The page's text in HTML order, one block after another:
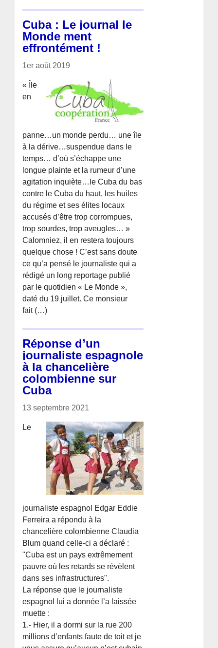
Cuba : Le journal le
Monde ment
effrontément !
1er août 2019
« Île
en
panne…un monde perdu… une île
à la dérive…suspendue dans le
temps… d’où s’échappe une
longue plainte et la rumeur d’une
agitation inquiète…le Cuba du bas
contre le Cuba du haut, les huiles
du régime et ses élites locaux
accusés d’être trop corrompues,
trop sourdes, trop aveugles… »
Calomniez, il en restera toujours
quelque chose ! C’est sans doute
ce qu’a pensé le journaliste qui a
rédigé un long reportage publié
par le quotidien « Le Monde »,
daté du 19 juillet. Ce monsieur
fait (…)
Réponse d’un
journaliste espagnole
à la chancelière
colombienne sur
Cuba
13 septembre 2021
Le
journaliste espagnol Edgar Eddie
Ferreira a répondu à la
chancelière colombienne Claudia
Blum quand celle-ci a déclaré :
"Cuba est un pays extrêmement
pauvre où les retards se révèlent
dans ses infrastructures".
La réponse que le journaliste
espagnol lui a donnée l’a laissée
muette :
1.- Hier, il a dormi sur la rue 200
millions d’enfants faute de toit et je